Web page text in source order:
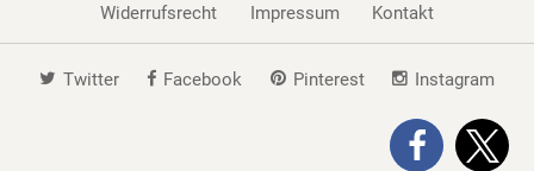
Widerrufsrecht
Impressum Kontakt
Twitter Facebook Pinterest Instagram